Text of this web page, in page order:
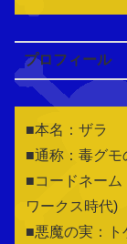
プロフィール
■本名：ザラ
■通称：毒グモ
■コードネーム
ワークス時代)
■悪魔の実：ト